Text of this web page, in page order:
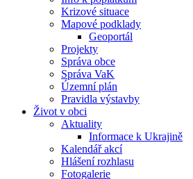
Krizové situace
Mapové podklady
Geoportál
Projekty
Správa obce
Správa VaK
Územní plán
Pravidla výstavby
Život v obci
Aktuality
Informace k Ukrajině
Kalendář akcí
Hlášení rozhlasu
Fotogalerie